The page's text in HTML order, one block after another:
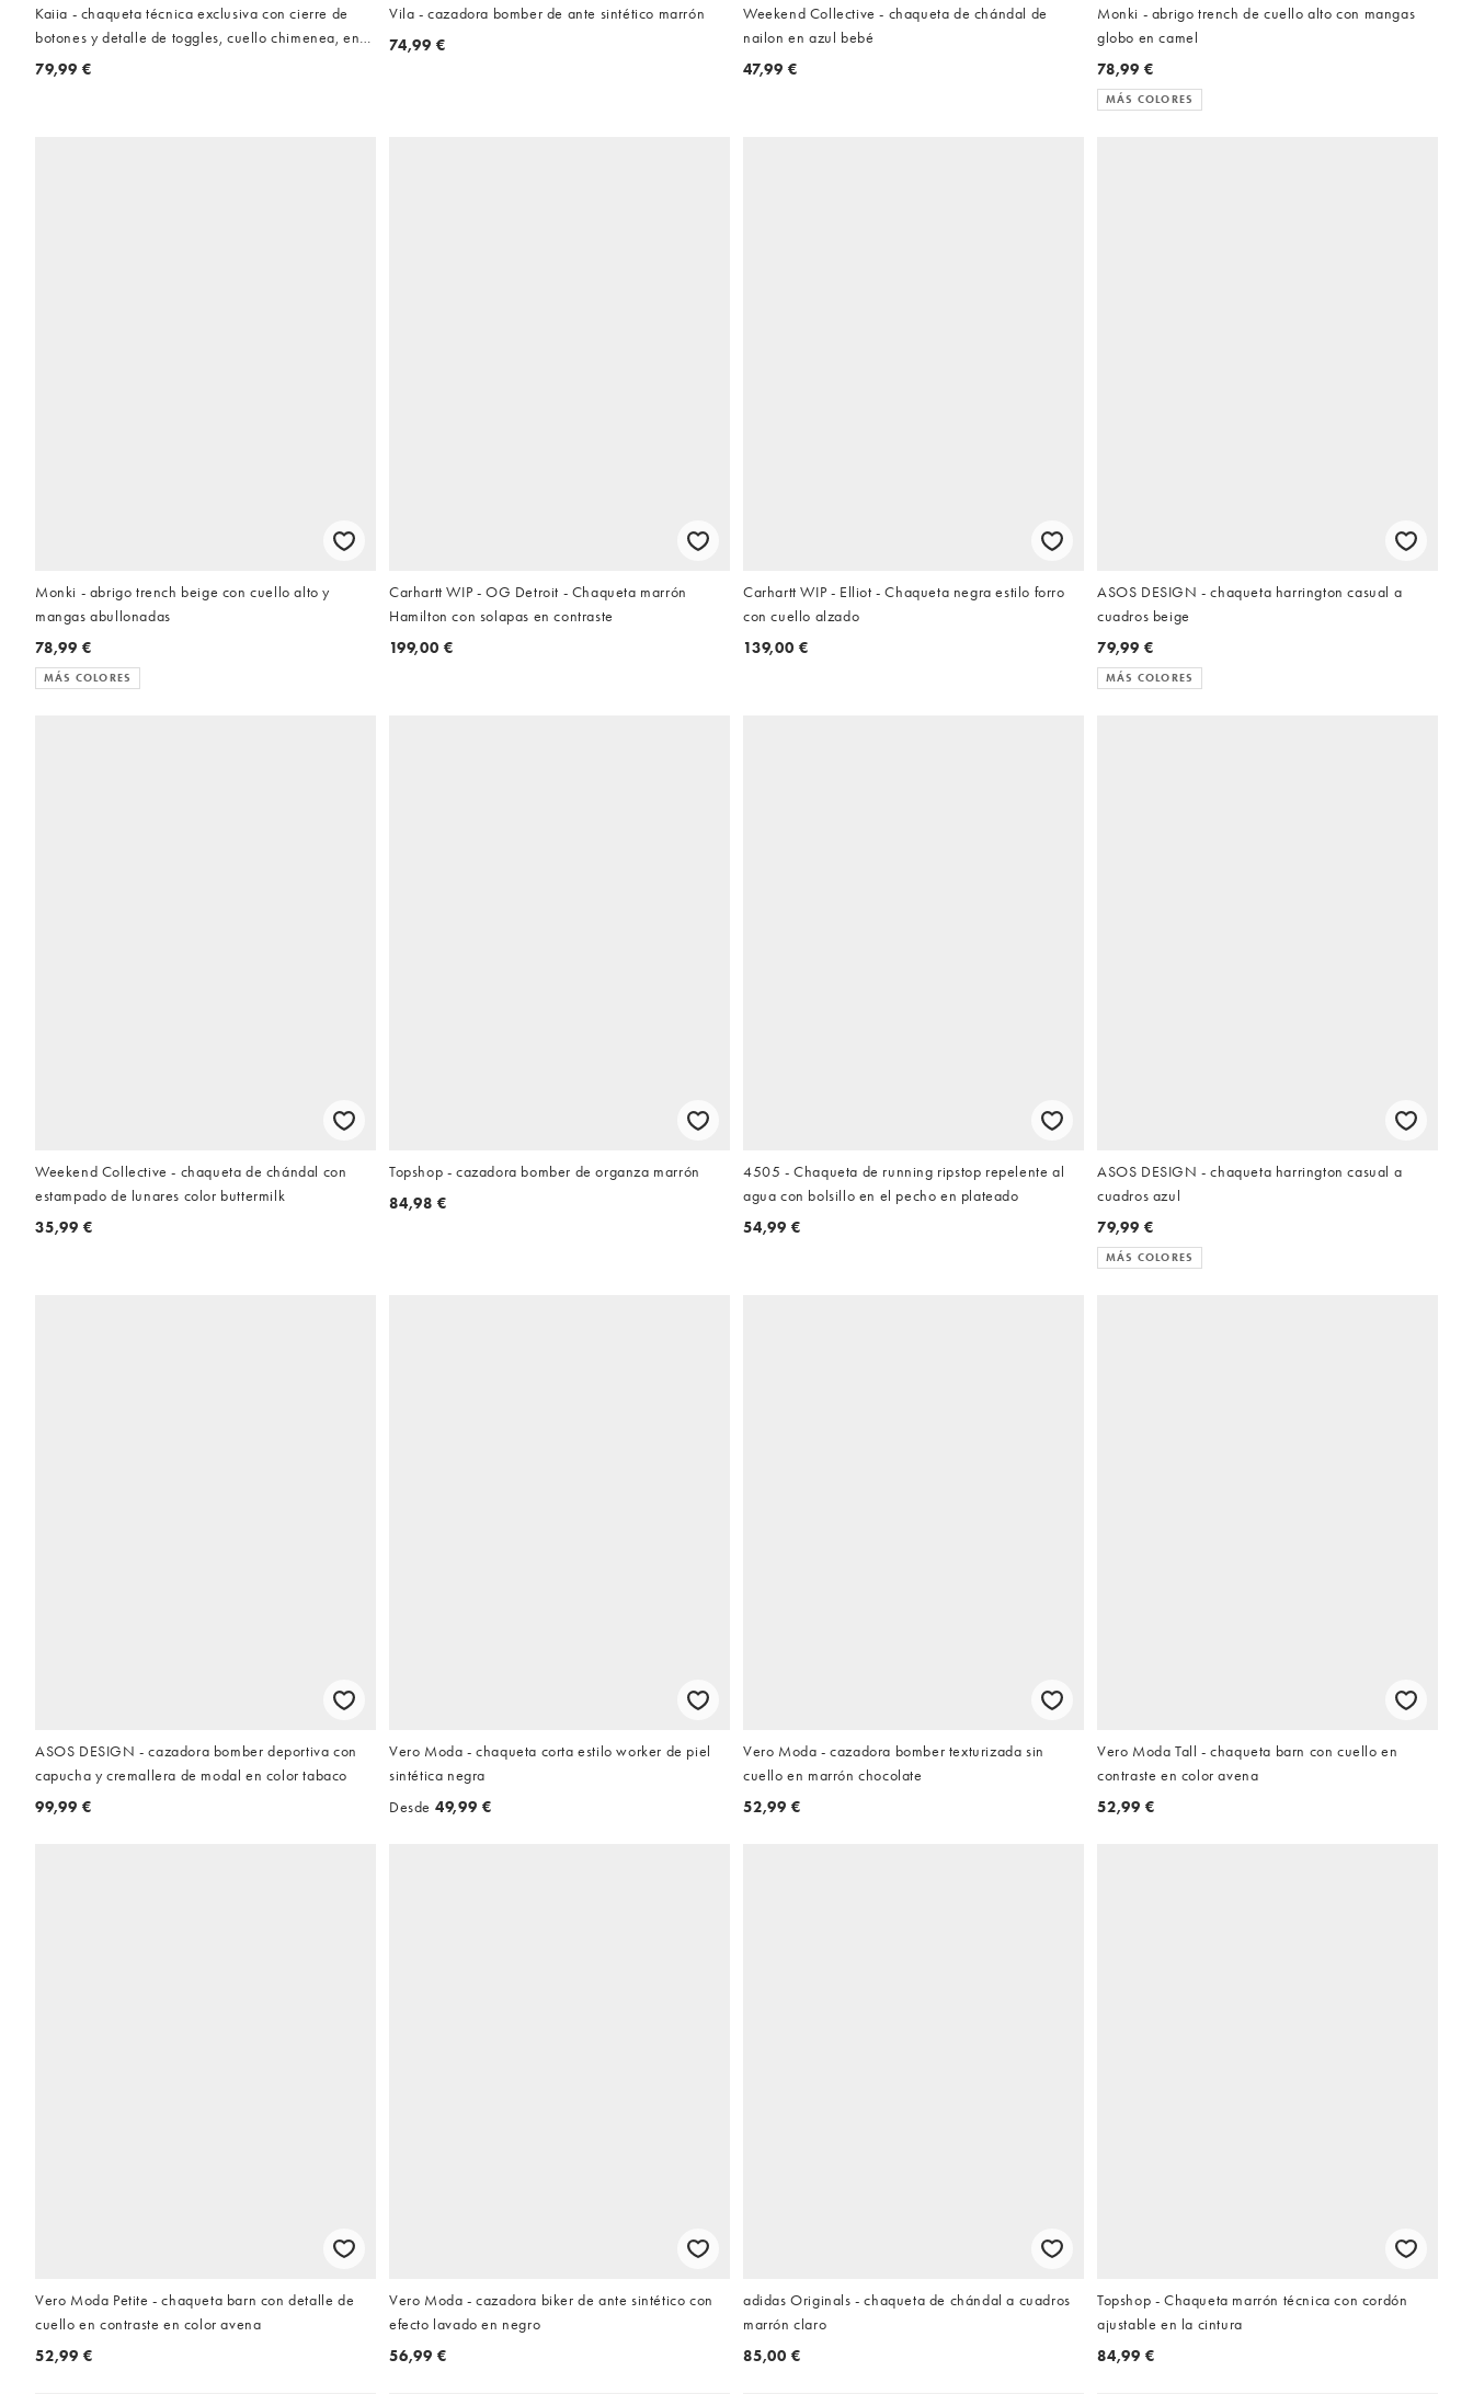
Kaiia - chaqueta técnica exclusiva con cierre de
botones y detalle de toggles, cuello chimenea, en
estampado de lunares chocolate y crema
79,99 €
Vila - cazadora bomber de ante sintético marrón
74,99 €
Weekend Collective - chaqueta de chándal de
nailon en azul bebé
47,99 €
Monki - abrigo trench de cuello alto con mangas
globo en camel
78,99 €
MÁS COLORES
Monki - abrigo trench beige con cuello alto y
mangas abullonadas
78,99 €
MÁS COLORES
Carhartt WIP - OG Detroit - Chaqueta marrón
Hamilton con solapas en contraste
199,00 €
Carhartt WIP - Elliot - Chaqueta negra estilo forro
con cuello alzado
139,00 €
ASOS DESIGN - chaqueta harrington casual a
cuadros beige
79,99 €
MÁS COLORES
Weekend Collective - chaqueta de chándal con
estampado de lunares color buttermilk
35,99 €
Topshop - cazadora bomber de organza marrón
84,98 €
4505 - Chaqueta de running ripstop repelente al
agua con bolsillo en el pecho en plateado
54,99 €
ASOS DESIGN - chaqueta harrington casual a
cuadros azul
79,99 €
MÁS COLORES
ASOS DESIGN - cazadora bomber deportiva con
capucha y cremallera de modal en color tabaco
99,99 €
Vero Moda - chaqueta corta estilo worker de piel
sintética negra
Desde 49,99 €
Vero Moda - cazadora bomber texturizada sin
cuello en marrón chocolate
52,99 €
Vero Moda Tall - chaqueta barn con cuello en
contraste en color avena
52,99 €
Vero Moda Petite - chaqueta barn con detalle de
cuello en contraste en color avena
52,99 €
Vero Moda - cazadora biker de ante sintético con
efecto lavado en negro
56,99 €
adidas Originals - chaqueta de chándal a cuadros
marrón claro
85,00 €
Topshop - Chaqueta marrón técnica con cordón
ajustable en la cintura
84,99 €